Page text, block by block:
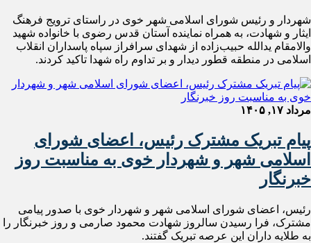
شهردار و رئیس شورای اسلامی شهر خوی در راستای ترویج فرهنگ
ایثار و شهادت، به همراه نماینده آستان قدس رضوی با خانواده شهید
والامقام یدالله حبیب‌زاده از شهدای سرافراز سپاه پاسداران انقلاب
اسلامی در منطقه قطور دیدار و بر تداوم راه شهدا تاکید کردند.
مرداد ۱۷, ۱۴۰۵
پیام تبریک مشترک رئیس، اعضای شورای
اسلامی شهر و شهردار خوی به مناسبت روز
خبرنگار
رئیس، اعضای شورای اسلامی شهر و شهردار خوی با صدور پیامی
مشترک، فرا رسیدن سالروز شهادت محمود صارمی و روز خبرنگار را
به طلایه داران این عرصه تبریک گفتند.